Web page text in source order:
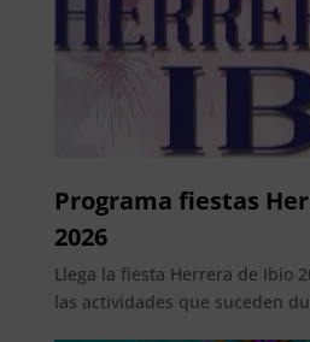
Programa fiestas
2026
Llega la fiesta Herrera de Ibio
las actividades que suceden